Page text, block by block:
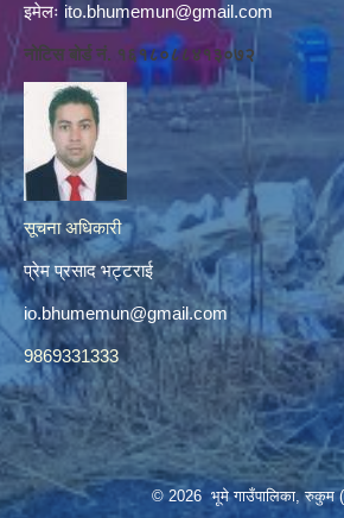
इमेलः ito.bhumemun@gmail.com
नोटिस बोर्ड नं. १६१८०८८४१३०७२
सूचना अधिकारी
प्रेम प्रसाद भट्टराई
io.bhumemun@gmail.com
9869331333
© 2026 भूमे गाउँपालिका, रुकुम